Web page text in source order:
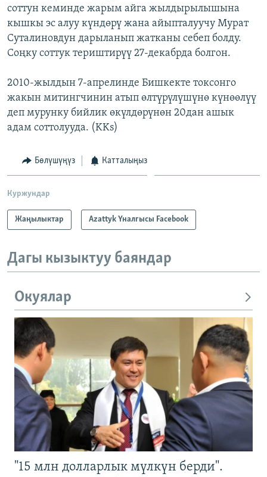
АЗАТТЫК+
ЫҢГАЙСЫЗ СУРООЛОР
соттун кеминде жарым айга жылдырылышына
кышкы эс алуу күндөрү жана айыпталуучу Мурат
Суталиновдун дарыланып жатканы себеп болду.
Соңку соттук териштирүү 27-декабрда болгон.
2010-жылдын 7-апрелинде Бишкекте токсонго
жакын митингчинин атып өлтүрүлүшүнө күнөөлүү
деп мурунку бийлик өкүлдөрүнөн 20дан ашык
адам соттолууда. (KKs)
Бөлүшүңүз Катталыңыз
Куржундар
Жаңылыктар Azattyk Үналгысы Facebook
Дагы кызыктуу баяндар
Окуялар
"15 млн долларлык мүлкүн берди".